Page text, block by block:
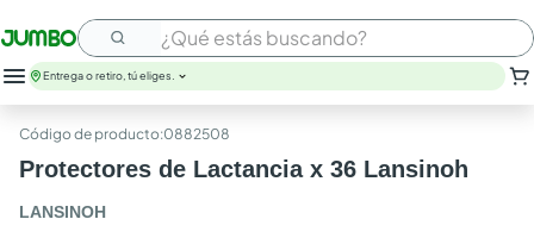
¿Qué estás buscando?
huevos
arroz
nutribela
Entrega o retiro, tú eliges.
:0882508
Protectores de Lactancia x 36 Lansinoh
LANSINOH